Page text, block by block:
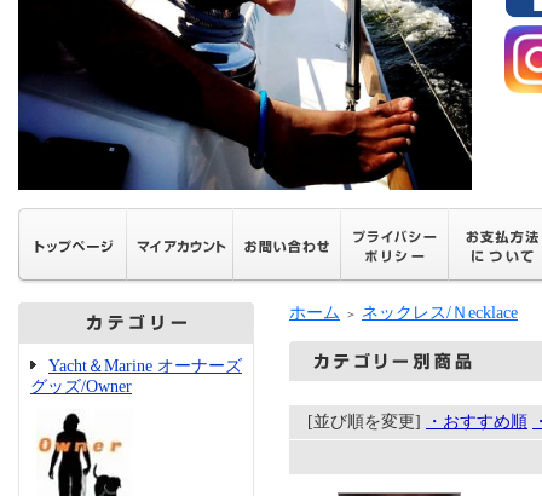
Yacht＆Marine オーナーズ
グッズ/Owner
ホーム ＞ ネックレス/Ｎecklace
[並び順を変更] ・おすすめ順